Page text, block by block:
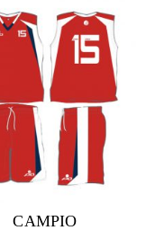
CAMPIO